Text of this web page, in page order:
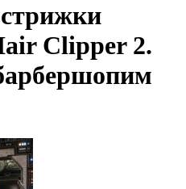
Clipper 2.